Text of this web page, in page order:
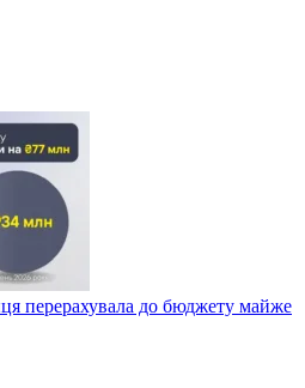
перерахувала до бюджету майже